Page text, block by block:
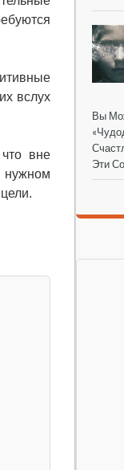
вслух
вне
нужном
Вы
Эти